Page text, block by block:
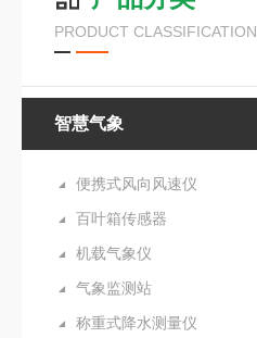
PRODUCT CLASSIFICATION
智慧气象
便携式风向风速仪
百叶箱传感器
机载气象仪
气象监测站
称重式降水测量仪